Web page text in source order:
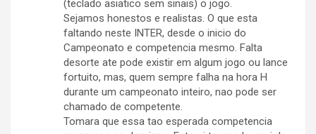
(teclado asiatico sem sinais) o jogo.
Sejamos honestos e realistas. O que esta
faltando neste INTER, desde o inicio do
Campeonato e competencia mesmo. Falta
desorte ate pode existir em algum jogo ou lance
fortuito, mas, quem sempre falha na hora H
durante um campeonato inteiro, nao pode ser
chamado de competente.
Tomara que essa tao esperada competencia